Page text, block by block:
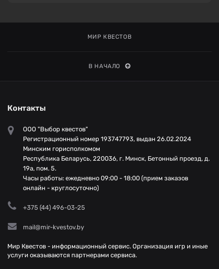
МИР КВЕСТОВ
В НАЧАЛО
Контакты
ООО "Выбор квестов"
Регистрационный номер 193747793, выдан 26.02.2024
Минским горисполкомом
Республика Беларусь, 220036, г. Минск, Бетонный проезд, д.
19а, пом. 5.
Часы работы: ежедневно 09:00 - 18:00 (прием заказов
онлайн - круглосуточно)
+375 (44) 496-03-25
mail@mir-kvestov.by
Мир Квестов - информационный сервис. Организация игр и иные
услуги оказываются партнерами сервиса.